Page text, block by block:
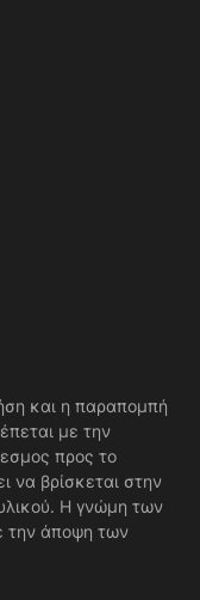
και η παραπομπή
με την
προς το
να βρίσκεται στην
Η γνώμη των
την άποψη των